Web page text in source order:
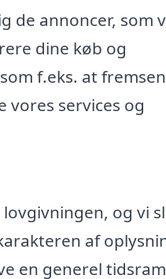
de annoncer, som
dine køb og
f.eks. at
services og
og vi
af
en generel